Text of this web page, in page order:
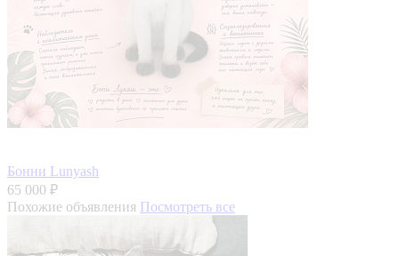
Бонни Lunyash
65 000 ₽
Похожие объявления Посмотреть все